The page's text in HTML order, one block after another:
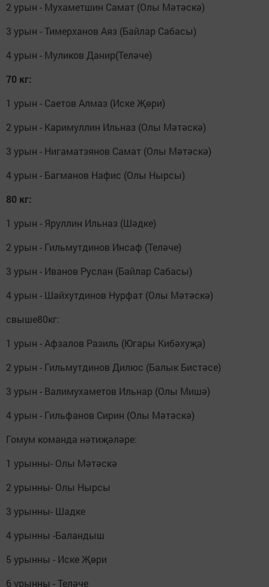
2 урын - Мухаметшин Самат (Олы Мәтәскә)
3 урын - Тимерханов Аяз (Байлар Сабасы)
4 урын - Муликов Данир(Теләче)
70 кг:
1 урын - Саетов Алмаз (Иске Җөри)
2 урын - Каримуллин Ильназ (Олы Мәтәскә)
3 урын - Нигаматзянов Самат (Олы Мәтәскә)
4 урын - Багманов Нафис (Олы Нырсы)
80 кг:
1 урын - Яруллин Ильназ (Шәдке)
2 урын - Гильмутдинов Инсаф (Теләче)
3 урын - Иванов Руслан (Байлар Сабасы)
4 урын - Шайхутдинов Нурфат (Олы Мәтәскә)
свыше80кг:
1 урын - Афзалов Разиль (Югары Кибәхуҗа)
2 урын - Гильмутдинов Дилюс (Балык Бистәсе)
3 урын - Валимухаметов Ильнар (Олы Мишә)
4 урын - Гильфанов Сирин (Олы Мәтәскә)
Гомум команда нәтиҗәләре:
1 урынны- Олы Мәтәскә
2 урынны- Олы Нырсы
3 урынны- Шадке
4 урынны -Баландыш
5 урынны - Иске Җөри
6 урынны - Теләче